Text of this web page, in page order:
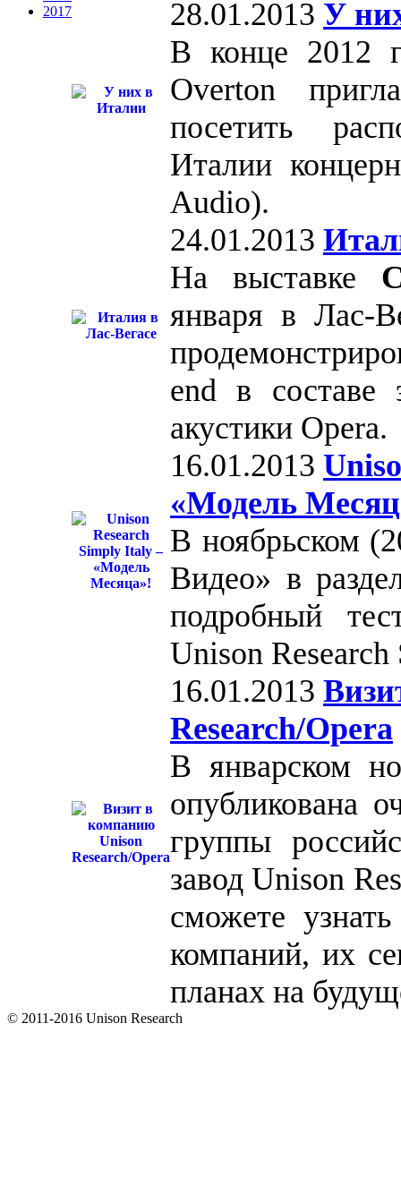
2017
28.01.2013 У
В конце 2012
Overton
посетить
Италии
Audio).
24.01.2013
На выставке
января в Лас-
end в составе
акустики Opera.
16.01.2013
«Модель
В ноябрьском
Видео» в
подробный
Unison
16.01.2013
Research/Opera
В январском
опубликована
группы
завод Unison
сможете
компаний, их
планах на
© 2011-2016 Unison Research